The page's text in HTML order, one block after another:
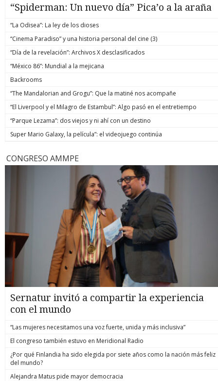
“Spiderman: Un nuevo día” Pica’o a la araña
“La Odisea”: La ley de los dioses
“Cinema Paradiso” y una historia personal del cine (3)
“Día de la revelación”: Archivos X desclasificados
“México 86”: Mundial a la mejicana
Backrooms
“The Mandalorian and Grogu”: Que la matiné nos acompañe
“El Liverpool y el Milagro de Estambul”: Algo pasó en el entretiempo
“Parque Lezama”: dos viejos y ni ahí con un destino
Super Mario Galaxy, la película”: el videojuego continúa
CONGRESO AMMPE
Sernatur invitó a compartir la experiencia
con el mundo
“Las mujeres necesitamos una voz fuerte, unida y más inclusiva”
El congreso también estuvo en Meridional Radio
¿Por qué Finlandia ha sido elegida por siete años como la nación más feliz
del mundo?
Alejandra Matus pide mayor democracia